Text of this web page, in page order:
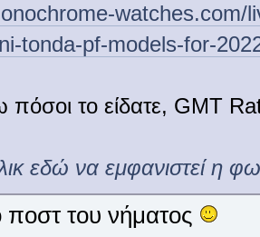
watches.com/
tonda-pf-models-for-
πόσοι το είδατε, GMT
εδώ να εμφανιστεί η
ποστ του νήματος